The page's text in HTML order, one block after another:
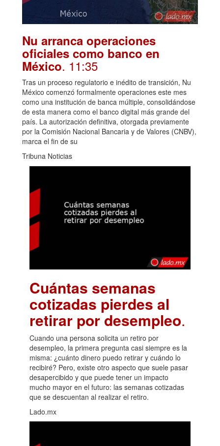
Nu arranca operaciones
oficiales como banco en
México. 11:35
Tras un proceso regulatorio e inédito de transición, Nu
México comenzó formalmente operaciones este mes
como una institución de banca múltiple, consolidándose
de esta manera como el banco digital más grande del
país. La autorización definitiva, otorgada previamente
por la Comisión Nacional Bancaria y de Valores (CNBV),
marca el fin de su
Tribuna Noticias
Cuántas semanas
cotizadas pierdes al
retirar por desempleo.
Cuando una persona solicita un retiro por
desempleo, la primera pregunta casi siempre es la
misma: ¿cuánto dinero puedo retirar y cuándo lo
recibiré? Pero, existe otro aspecto que suele pasar
desapercibido y que puede tener un impacto
mucho mayor en el futuro: las semanas cotizadas
que se descuentan al realizar el retiro.
Lado.mx